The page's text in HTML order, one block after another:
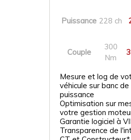
Puissance 228 ch
Couple
300
Nm
Mesure et log de
véhicule sur banc de
puissance
Optimisation sur
votre gestion
Garantie logiciel à
Transparence de